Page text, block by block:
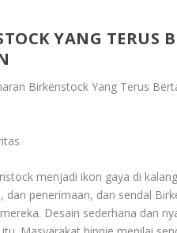
YANG TERUS
Birkenstock Yang Terus
menjadi ikon gaya di
dan penerimaan, dan sendal
Desain sederhana dan